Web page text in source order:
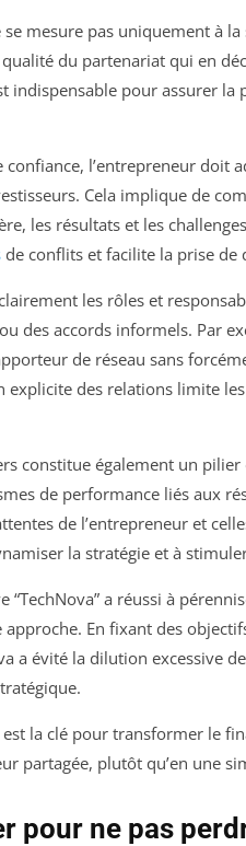
se mesure pas uniquement à
du partenariat qui en
indispensable pour assurer la
l’entrepreneur doit
Cela implique de
les résultats et les
de conflits et facilite la prise de
les rôles et
des accords informels. Par
de réseau sans
explicite des relations limite
constitue également un
de performance liés aux
de l’entrepreneur et
la stratégie et à
“TechNova” a réussi à
En fixant des
a évité la dilution excessive
la clé pour transformer le
partagée, plutôt qu’en une
pour ne pas